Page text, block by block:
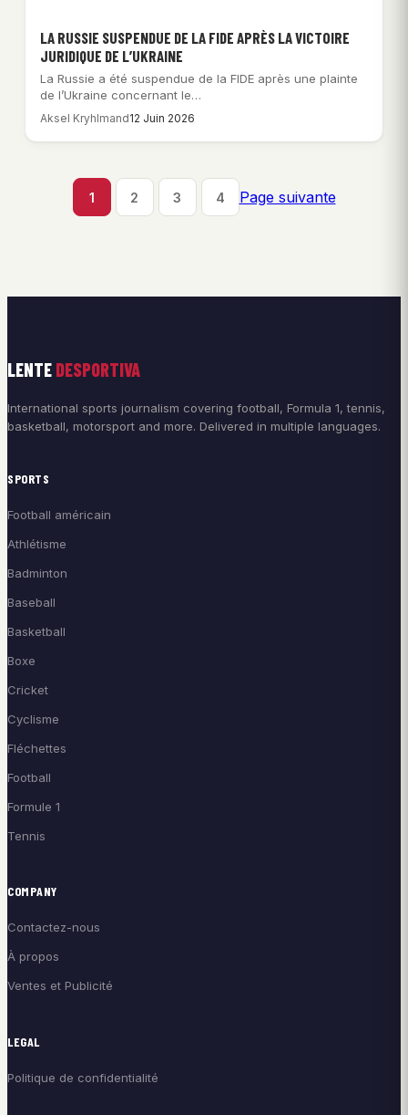
LA RUSSIE SUSPENDUE DE LA FIDE APRÈS LA VICTOIRE
JURIDIQUE DE L’UKRAINE
La Russie a été suspendue de la FIDE après une plainte
de l’Ukraine concernant le…
Aksel Kryhlmand12 Juin 2026
1 2 3 4 Page suivante
LENTE DESPORTIVA
International sports journalism covering football, Formula 1, tennis,
basketball, motorsport and more. Delivered in multiple languages.
SPORTS
Football américain
Athlétisme
Badminton
Baseball
Basketball
Boxe
Cricket
Cyclisme
Fléchettes
Football
Formule 1
Tennis
COMPANY
Contactez-nous
À propos
Ventes et Publicité
LEGAL
Politique de confidentialité